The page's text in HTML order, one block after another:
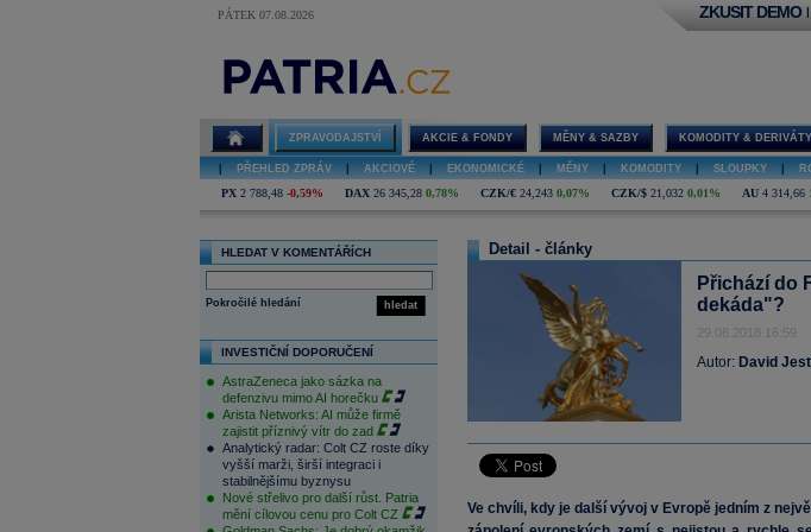
PÁTEK 07.08.2026 ZKUSIT DEMO |
ZPRAVODAJSTVÍ AKCIE & FONDY MĚNY & SAZBY KOMODITY & DERIVÁTY
PŘEHLED ZPRÁV AKCIOVÉ EKONOMICKÉ MĚNY KOMODITY SLOUPKY
PX 2 788,48 -0,59% DAX 26 345,28 0,78% CZK/€ 24,243 0,07% CZK/$ 21,032 0,01% AU 4 314,66
HLEDAT V KOMENTÁŘÍCH
hledat
Pokročilé hledání
INVESTIČNÍ DOPORUČENÍ
AstraZeneca jako sázka na
defenzivu mimo AI horečku
Arista Networks: AI může firmě
zajistit příznivý vítr do zad
Analytický radar: Colt CZ roste díky
vyšší marži, širší integraci i
stabilnějšímu byznysu
Nové střelivo pro další růst. Patria
mění cílovou cenu pro Colt CZ
Detail - články
Přichází do
dekáda"?
29.08.2018 16:59
Autor: David
Ve chvíli, kdy je další vývoj v Evropě jedním z